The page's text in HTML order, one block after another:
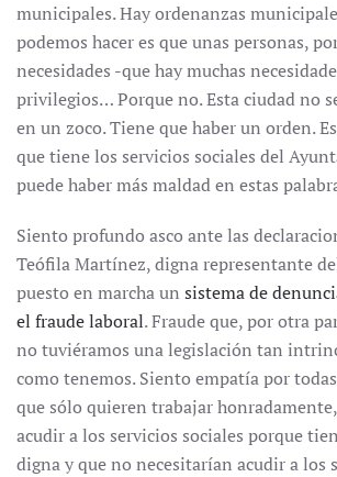
municipales. Hay ordenanzas
podemos hacer es que unas personas,
necesidades -que hay muchas
privilegios… Porque no. Esta ciudad no
en un zoco. Tiene que haber un orden.
que tiene los servicios sociales del
puede haber más maldad en estas
Siento profundo asco ante las
Teófila Martínez, digna representante
puesto en marcha un sistema de
el fraude laboral. Fraude que, por otra
no tuviéramos una legislación tan
como tenemos. Siento empatía por
que sólo quieren trabajar
acudir a los servicios sociales porque
digna y que no necesitarían acudir a los